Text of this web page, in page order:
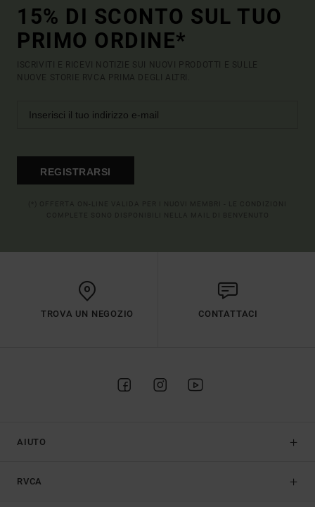
15% DI SCONTO SUL TUO
PRIMO ORDINE*
ISCRIVITI E RICEVI NOTIZIE SUI NUOVI PRODOTTI E SULLE
NUOVE STORIE RVCA PRIMA DEGLI ALTRI.
REGISTRARSI
TROVA UN NEGOZIO CONTATTACI
AIUTO
RVCA